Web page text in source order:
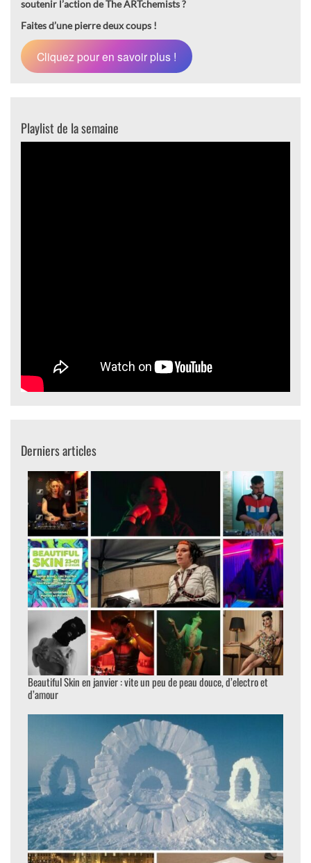
soutenir l’action de The ARTchemists ?
Faites d’une pierre deux coups !
Cliquez pour en savoir plus !
Playlist de la semaine
Derniers articles
Beautiful Skin en janvier : vite un peu de peau douce, d’electro et
d’amour